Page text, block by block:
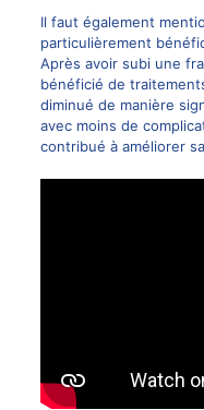
Il faut également
particulièrement
Après avoir subi une
bénéficié de
diminué de manière
avec moins de
contribué à améliorer